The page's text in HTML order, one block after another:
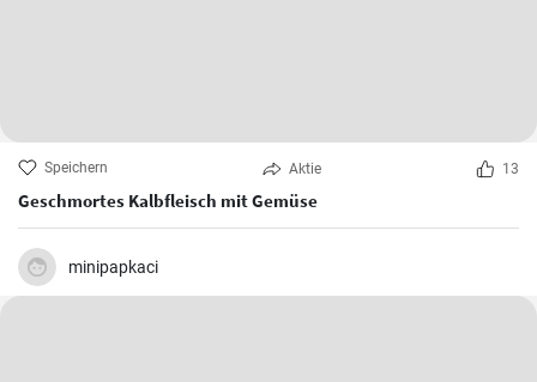
Speichern Aktie 13
Geschmortes Kalbfleisch mit Gemüse
minipapkaci